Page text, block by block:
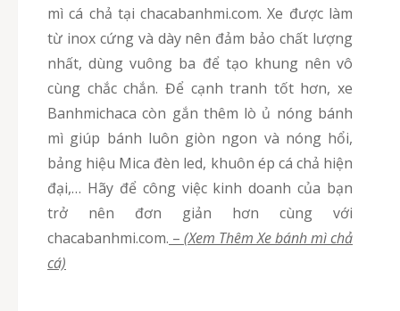
mì cá chả tại chacabanhmi.com. Xe được làm
từ inox cứng và dày nên đảm bảo chất lượng
nhất, dùng vuông ba để tạo khung nên vô
cùng chắc chắn. Để cạnh tranh tốt hơn, xe
Banhmichaca còn gắn thêm lò ủ nóng bánh
mì giúp bánh luôn giòn ngon và nóng hổi,
bảng hiệu Mica đèn led, khuôn ép cá chả hiện
đại,… Hãy để công việc kinh doanh của bạn
trở nên đơn giản hơn cùng với
chacabanhmi.com. – (Xem Thêm Xe bánh mì chả
cá)